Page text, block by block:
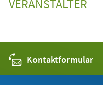
VERANSTALTER
Kontaktformular